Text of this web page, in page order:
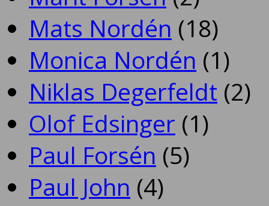
Mats Nordén (18)
Monica Nordén (1)
Niklas Degerfeldt (2)
Olof Edsinger (1)
Paul Forsén (5)
Paul John (4)